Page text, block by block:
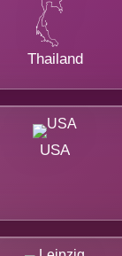
Thailand
USA